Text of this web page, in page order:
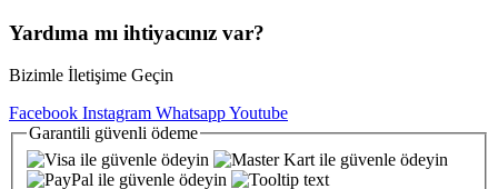
Yardıma mı ihtiyacınız var?
Bizimle İletişime Geçin
Facebook Instagram WhatsappYoutube
Garantili güvenli ödeme